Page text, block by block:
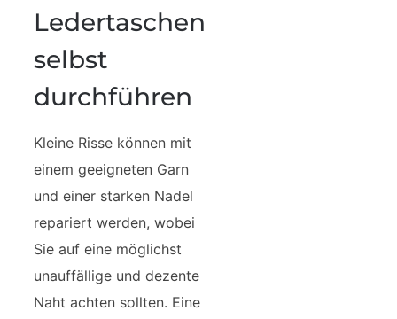
Ledertaschen
selbst
durchführen
Kleine Risse können mit
einem geeigneten Garn
und einer starken Nadel
repariert werden, wobei
Sie auf eine möglichst
unauffällige und dezente
Naht achten sollten. Eine